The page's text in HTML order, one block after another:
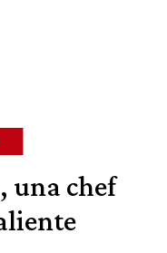
una chef